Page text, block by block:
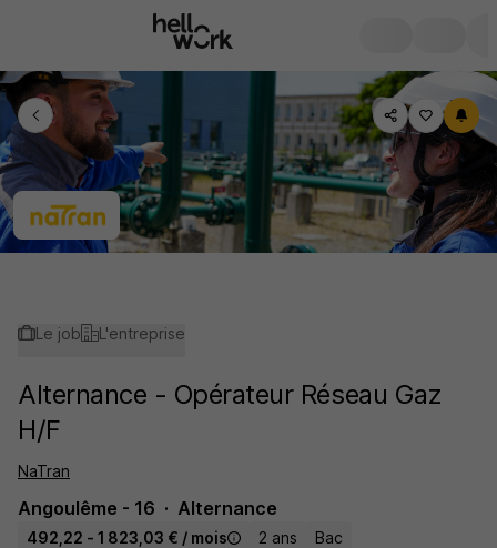
Le job L'entreprise
Alternance - Opérateur Réseau Gaz
H/F
NaTran
Angoulême - 16 Alternance
492,22 - 1 823,03 € / mois 2 ans
Bac